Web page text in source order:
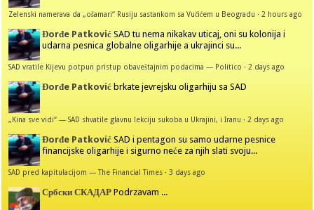
Zelenski namerava da „ošamari“ Rusiju sastankom sa Vučićem u Beogradu · 2 hours ago
Đorđe Patković SAD tu nema nikakav uticaj, oni su kolonija i
udarna pesnica globalne oligarhije a ukrajinci su...
SAD vratile Kijevu potpun pristup obaveštajnim podacima — Politico · 2 days ago
Đorđe Patković brkate jevrejsku oligarhiju sa SAD
„Kina sve vidi“ — SAD shvatile glavnu lekciju sukoba u Ukrajini, i Iranu · 2 days ago
Đorđe Patković SAD i pentagon su samo udarne pesnice
financijske oligarhije i sigurno neće za njih slati svoju...
SAD pred kapitulacijom — The Financial Times ·3 days ago
Србски СКАДАР Podrzavam ...